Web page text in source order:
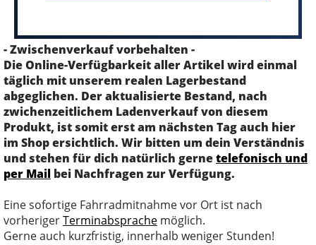
- Zwischenverkauf vorbehalten -
Die Online-Verfügbarkeit aller Artikel wird einmal
täglich mit unserem realen Lagerbestand
abgeglichen. Der aktualisierte Bestand, nach
zwichenzeitlichem Ladenverkauf von diesem
Produkt, ist somit erst am nächsten Tag auch hier
im Shop ersichtlich. Wir bitten um dein Verständnis
und stehen für dich natürlich gernetelefonisch und
per Mail bei Nachfragen zur Verfügung.
Eine sofortige Fahrradmitnahme vor Ort ist nach
vorherigerTerminabsprache möglich.
Gerne auch kurzfristig, innerhalb weniger Stunden!